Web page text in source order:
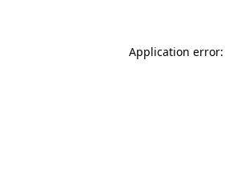
Application